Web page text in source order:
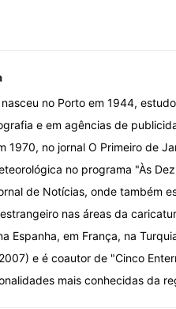
nasceu no Porto em 1944,
e em agências de
1970, no jornal O Primeiro de
no programa "Às
de Notícias, onde também
nas áreas da
Espanha, em França, na
e é coautor de "Cinco
mais conhecidas da